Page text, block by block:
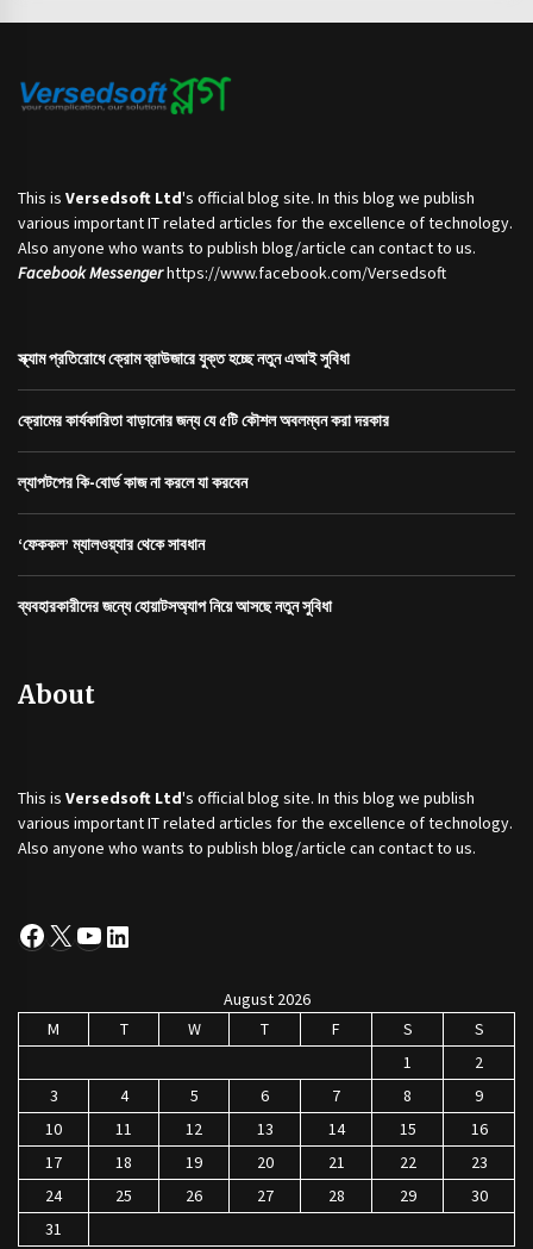
This is Versedsoft Ltd's official blog site. In this blog we publish
various important IT related articles for the excellence of technology.
Also anyone who wants to publish blog/article can contact to us.
Facebook Messengerhttps://www.facebook.com/Versedsoft
স্ক্যাম প্রতিরোধে ক্রোম ব্রাউজারে যুক্ত হচ্ছে নতুন এআই সুবিধা
ক্রোমের কার্যকারিতা বাড়ানোর জন্য যে ৫টি কৌশল অবলম্বন করা দরকার
ল্যাপটপের কি-বোর্ড কাজ না করলে যা করবেন
‘ফেককল’ ম্যালওয়্যার থেকে সাবধান
ব্যবহারকারীদের জন্যে হোয়াটসঅ্যাপ নিয়ে আসছে নতুন সুবিধা
About
This is Versedsoft Ltd's official blog site. In this blog we publish
various important IT related articles for the excellence of technology.
Also anyone who wants to publish blog/article can contact to us.
Facebook
X YouTube
LinkedIn
August 2026
M
T W T F S
S
1
2
3
4 5 6 7 8
9
10
11 12 13 14 15
16
17
18 19 20 21 22
23
24
25 26 27 28 29
30
31